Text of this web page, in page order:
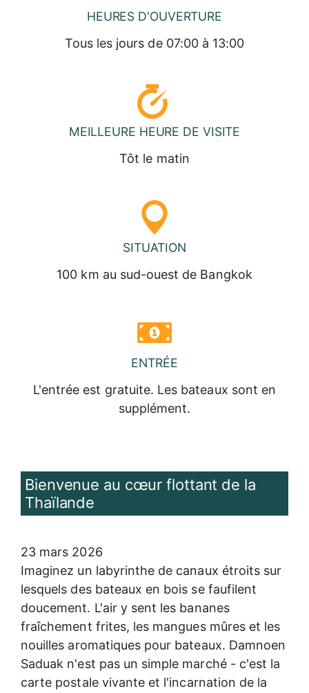
HEURES D'OUVERTURE
Tous les jours de 07:00 à 13:00
MEILLEURE HEURE DE VISITE
Tôt le matin
SITUATION
100 km au sud-ouest de Bangkok
ENTRÉE
L'entrée est gratuite. Les bateaux sont en
supplément.
Bienvenue au cœur flottant de la
Thaïlande
23 mars 2026
Imaginez un labyrinthe de canaux étroits sur
lesquels des bateaux en bois se faufilent
doucement. L'air y sent les bananes
fraîchement frites, les mangues mûres et les
nouilles aromatiques pour bateaux. Damnoen
Saduak n'est pas un simple marché - c'est la
carte postale vivante et l'incarnation de la